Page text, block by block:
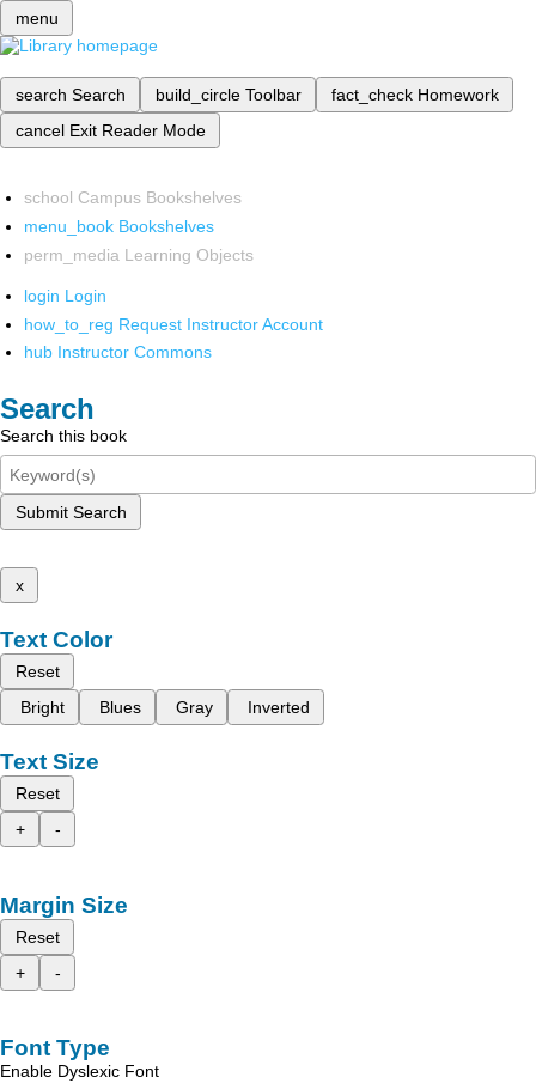
menu
search Search build_circle Toolbar fact_check Homework
cancel Exit Reader Mode
school Campus Bookshelves
menu_book Bookshelves
perm_media Learning Objects
login Login
how_to_reg Request Instructor Account
hub Instructor Commons
Search
Search this book
Submit Search
x
Text Color
Reset
Bright
Blues Gray Inverted
Text Size
Reset
+
-
Margin Size
Reset
+
-
Font Type
Enable Dyslexic Font